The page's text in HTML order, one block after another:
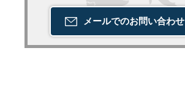
メールでのお問い合わせ